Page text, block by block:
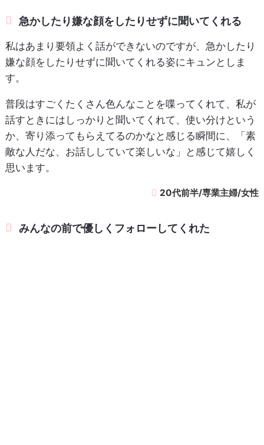
急かしたり嫌な顔をしたりせずに聞いてくれる
私はあまり要領よく話ができないのですが、急かしたり
嫌な顔をしたりせずに聞いてくれる姿にキュンとしま
す。
普段はすごくたくさん色んなことを喋ってくれて、私が
話すときにはしっかりと聞いてくれて、使い分けという
か、寄り添ってもらえてるのかなと感じる瞬間に、「素
敵な人だな、お話ししていて楽しいな」と感じて嬉しく
思います。
20代前半/専業主婦/女性
みんなの前で優しくフォローしてくれた